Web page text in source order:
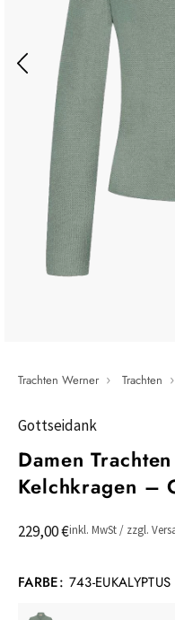
Trachten Werner Trachten
Gottseidank
Damen
Kelchkragen –
229,00 €inkl. MwSt / zzgl.
FARBE: 743-EUKALYPTUS